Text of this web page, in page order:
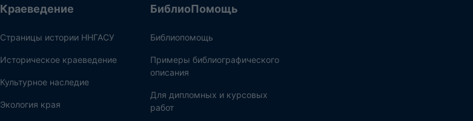
Краеведение
Страницы истории ННГАСУ
Историческое краеведение
Культурное наследие
Экология края
БиблиоПомощь
Библиопомощь
Примеры библиографического
описания
Для дипломных и курсовых
работ